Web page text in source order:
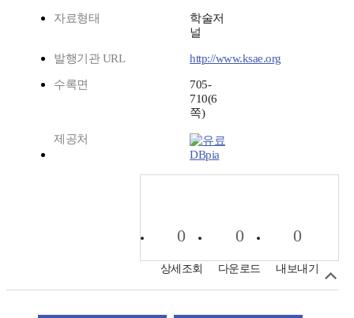
자료형태
학술저
널
발행기관 URL http://www.ksae.org
수록면
705-
710(6
쪽)
제공처
DBpia
0
상세조회
0
다운로드
0
내보내기